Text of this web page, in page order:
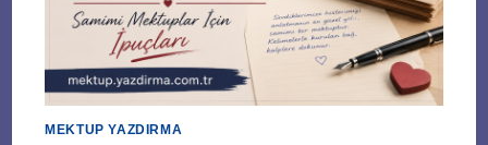
MEKTUP YAZDIRMA